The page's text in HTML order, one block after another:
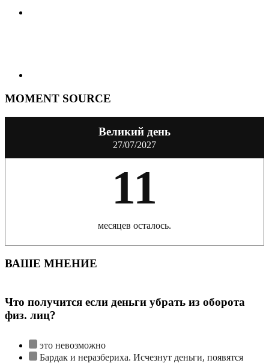
MOMENT SOURCE
Великий день
27/07/2027
11
месяцев осталось.
ВАШЕ МНЕНИЕ
Что получится если деньги убрать из оборота
физ. лиц?
это невозможно
Бардак и неразбериха. Исчезнут деньги, появятся